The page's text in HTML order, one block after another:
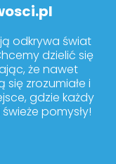
odkrywa świat
dzielić się
że nawet
zrozumiałe i
gdzie każdy
pomysły!